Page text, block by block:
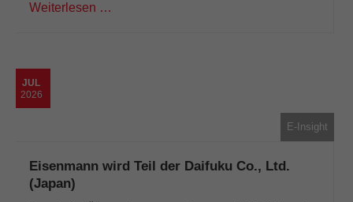
Weiterlesen …
JUL
2026
E-Insight
Eisenmann wird Teil der Daifuku Co., Ltd.
(Japan)